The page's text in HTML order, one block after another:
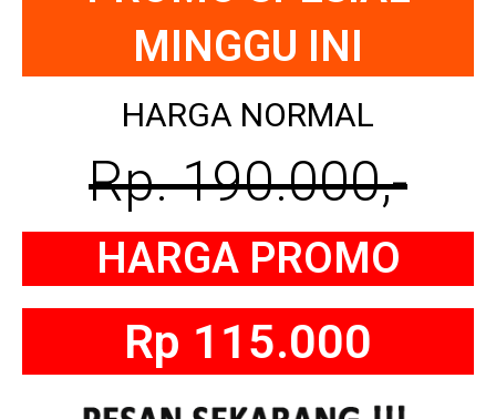
MINGGU INI
HARGA NORMAL
Rp. 190.000,-
HARGA PROMO
Rp 115.000